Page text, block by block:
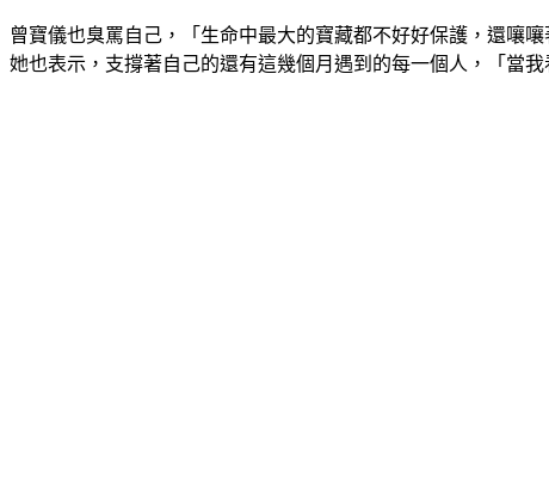
曾寶儀也臭罵自己，「生命中最大的寶藏都不好好保護，還嚷
她也表示，支撐著自己的還有這幾個月遇到的每一個人，「當